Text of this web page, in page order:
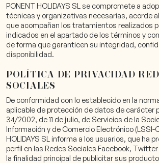
PONENT HOLIDAYS SL se compromete a
técnicas y organizativas necesarias, acorde
que acompañan los tratamientos realizados
indicados en el apartado de los términos y
de forma que garanticen su integridad,
disponibilidad.
POLÍTICA DE PRIVACIDAD
SOCIALES
De conformidad con lo establecido en la
aplicable de protección de datos de carácter
34/2002, de 11 de julio, de Servicios de la
Información y de Comercio Electrónico (LSSI-
HOLIDAYS SL informa a los usuarios, que ha
perfil en las Redes Sociales Facebook,
la finalidad principal de publicitar sus